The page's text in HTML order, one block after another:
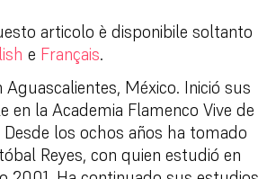
articolo è disponibile soltanto
e Français.
Aguascalientes, México. Inició sus
en la Academia Flamenco Vive de
los ochos años ha tomado
Reyes, con quien estudió en